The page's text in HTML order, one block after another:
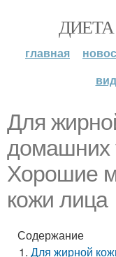
главная
Для
домашних
Хорошие
кожи лица
Содержание
Для жирной